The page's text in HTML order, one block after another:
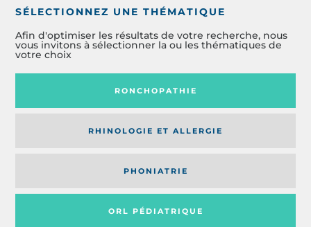
SÉLECTIONNEZ UNE THÉMATIQUE
Afin d'optimiser les résultats de votre recherche, nous
vous invitons à sélectionner la ou les thématiques de
votre choix
RONCHOPATHIE
RHINOLOGIE ET ALLERGIE
PHONIATRIE
ORL PÉDIATRIQUE